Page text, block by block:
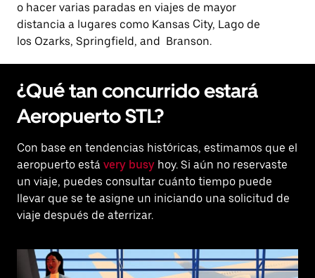
o hacer varias paradas en viajes de mayor
distancia a lugares como Kansas City, Lago de
los Ozarks, Springfield, and Branson.
¿Qué tan concurrido estará
Aeropuerto STL?
Con base en tendencias históricas, estimamos que el
aeropuerto está very busy hoy. Si aún no reservaste
un viaje, puedes consultar cuánto tiempo puede
llevar que se te asigne un iniciando una solicitud de
viaje después de aterrizar.